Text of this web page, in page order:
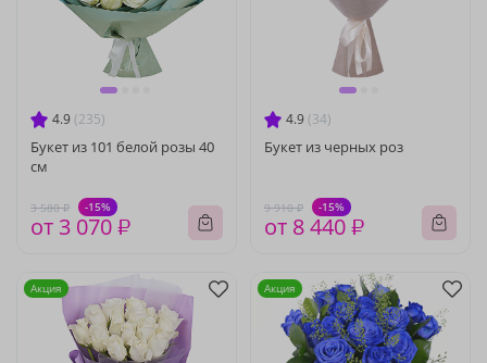
4.9 (235)
Букет из 101 белой розы 40
см
3 580 ₽ -15%
от 3 070 ₽
4.9 (34)
Букет из черных роз
9 910 ₽ -15%
от 8 440 ₽
Акция Акция